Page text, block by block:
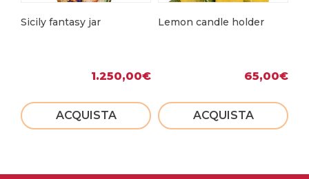
Sicily fantasy jar
1.250,00€
ACQUISTA
Lemon candle holder
65,00€
ACQUISTA